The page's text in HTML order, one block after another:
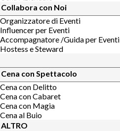
Collabora con Noi
Organizzatore di Eventi
Influencer per Eventi
Accompagnatore /Guida per Eventi
Hostess e Steward
Cena con Spettacolo
Cena con Delitto
Cena con Cabaret
Cena con Magia
Cena al Buio
ALTRO